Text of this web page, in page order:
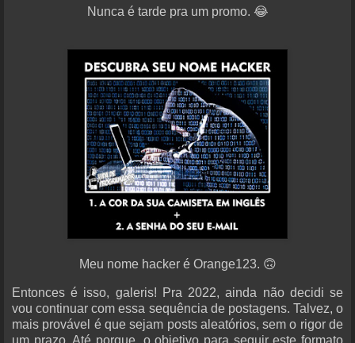
Nunca é tarde pra um promo. 😂
Meu nome hacker é Orange123. 🙃
Entonces é isso, galeris! Pra 2022, ainda não decidi se
vou continuar com essa sequência de postagens. Talvez, o
mais provável é que sejam posts aleatórios, sem o rigor de
um prazo. Até porque, o objetivo para seguir este formato